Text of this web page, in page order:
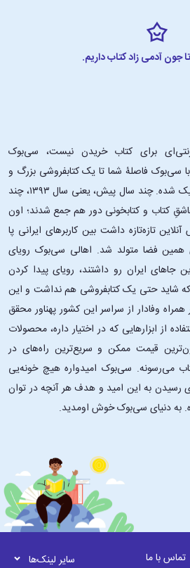
جون آدمی زاد کتاب داریم.
برای کتاب خریدن نیست، سی‌بوک
سی‌بوک فاصلۀ شما تا یک کتابفروشی بزرگ و
پروپیمون تنها به اندازۀ یک کلیک شده. چند سال پیش، یعنی سال ۱۳۹۳، چند
کتاب و کتابخونی دور هم جمع شدند؛ اون‌
تازه‌تازه داشت بین کاربرهای ایرانی پا
فضا متولد شد. اهالی سی‌بوک رویای
جاهای ایران رو داشتند، رویای پیدا کردن
شاید حتی یک کتابفروشی هم نداشت و این
وفادار از سراسر این کشور پهناور محقق
از ابزارهایی که در اختیار داره، محصولات
قیمت ممکن و سریع‌ترین راه‌های در
می‌رسونه. سی‌بوک امیدواره هیچ خونه‌یی
رسیدن به این امید و هدف هر آنچه در توان
به دنیای سی‌بوک خوش اومدید.
تماس با ما سایر لینک‌ها